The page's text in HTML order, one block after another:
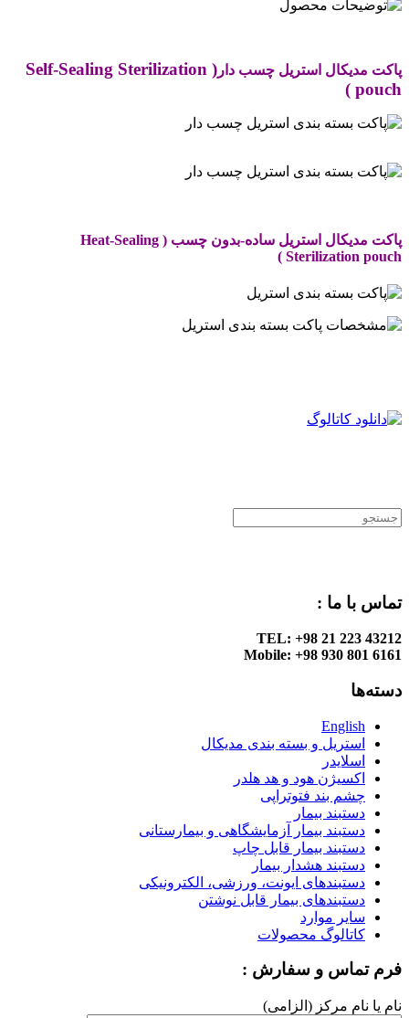
پاکت مدیکال استریل چسب دار (
Self-Sealing Sterilization
pouch
)
پاکت مدیکال استریل ساده-بدون چسب (
Heat-Sealing
Sterilization pouch
)
تماس با ما :
TEL: +98 21 223 43212
Mobile: +98 930 801 6161
دسته‌ها
English
استریل و بسته بندی مدیکال
اسلایدر
اکسیژن هود و هد هلدر
چشم بند فتوتراپی
دستبند بیمار
دستبند بیمار آزمایشگاهی و بیمارستانی
دستبند بیمار قابل چاپ
دستبند هشدار بیمار
دستبندهای ایونت، ورزشی، الکترونیکی
دستبندهای بیمار قابل نوشتن
سایر موارد
کاتالوگ محصولات
فرم تماس و سفارش :
نام یا نام مرکز (الزامی)